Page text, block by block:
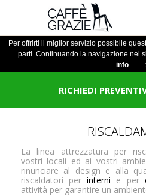
Per offrirti il miglior servizio possibile
parti. Continuando la navigazione nel
info
RICHIEDI
La linea attrezzatura per
vostri locali ed ai vostri
rinunciare al design e alla
riscaldatori perinterni e per
attività per garantire un